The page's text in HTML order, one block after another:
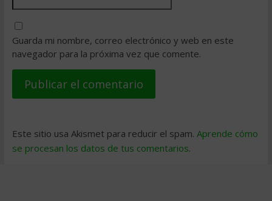
Guarda mi nombre, correo electrónico y web en este
navegador para la próxima vez que comente.
Este sitio usa Akismet para reducir el spam. Aprende cómo
se procesan los datos de tus comentarios.